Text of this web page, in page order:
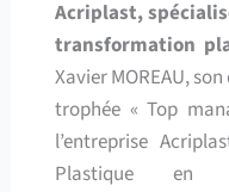
Acriplast,
transformation
Xavier MOREAU,
trophée « Top
l’entreprise
Plastique en